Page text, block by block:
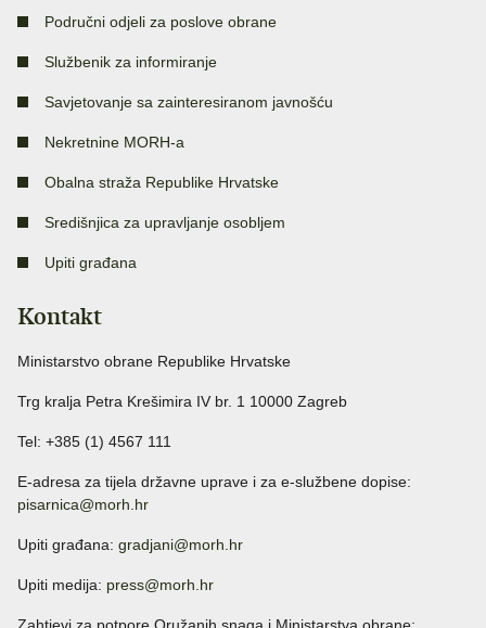
Područni odjeli za poslove obrane
Službenik za informiranje
Savjetovanje sa zainteresiranom javnošću
Nekretnine MORH-a
Obalna straža Republike Hrvatske
Središnjica za upravljanje osobljem
Upiti građana
Kontakt
Ministarstvo obrane Republike Hrvatske
Trg kralja Petra Krešimira IV br. 1 10000 Zagreb
Tel: +385 (1) 4567 111
E-adresa za tijela državne uprave i za e-službene dopise:
pisarnica@morh.hr
Upiti građana: gradjani@morh.hr
Upiti medija: press@morh.hr